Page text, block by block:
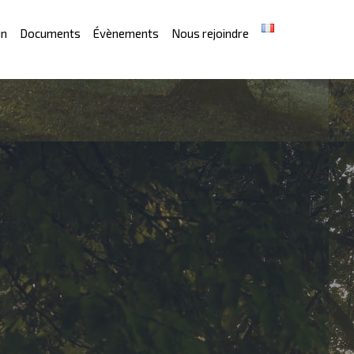
Documents Évènements Nous rejoindre